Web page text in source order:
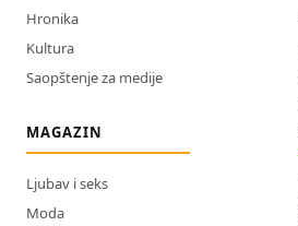
Hronika
Kultura
Saopštenje za medije
MAGAZIN
Ljubav i seks
Moda